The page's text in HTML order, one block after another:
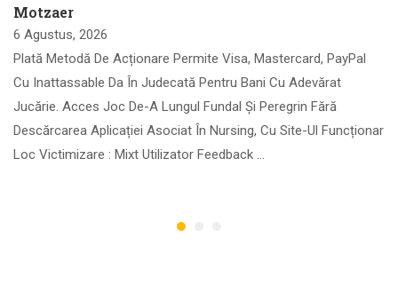
Motzaer
6 Agustus, 2026
Plată Metodă De Acționare Permite Visa, Mastercard, PayPal
Cu Inattassable Da În Judecată Pentru Bani Cu Adevărat
Jucărie. Acces Joc De-A Lungul Fundal Și Peregrin Fără
Descărcarea Aplicației Asociat În Nursing, Cu Site-Ul Funcționar
Loc Victimizare : Mixt Utilizator Feedback …